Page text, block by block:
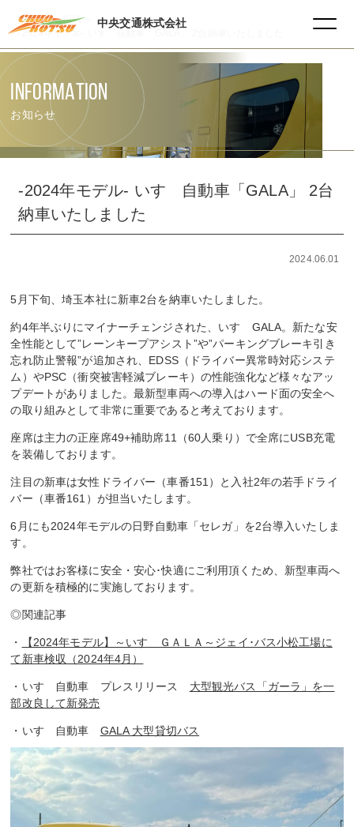
中央交通株式会社
HOME
投稿
-2024年モデル- いすゞ自動車「GALA」 2台納車いたしました
お知らせ
INFORMATION
-2024年モデル- いすゞ自動車「GALA」 2台
納車いたしました
2024.06.01
5月下旬、埼玉本社に新車2台を納車いたしました。
約4年半ぶりにマイナーチェンジされた、いすゞGALA。新たな安
全性能として”レーンキープアシスト”や”パーキングブレーキ引き
忘れ防止警報”が追加され、EDSS（ドライバー異常時対応システ
ム）やPSC（衝突被害軽減ブレーキ）の性能強化など様々なアッ
プデートがありました。最新型車両への導入はハード面の安全へ
の取り組みとして非常に重要であると考えております。
座席は主力の正座席49+補助席11（60人乗り）で全席にUSB充電
を装備しております。
注目の新車は女性ドライバー（車番151）と入社2年の若手ドライ
バー（車番161）が担当いたします。
6月にも2024年モデルの日野自動車「セレガ」を2台導入いたしま
す。
弊社ではお客様に安全・安心･快適にご利用頂くため、新型車両へ
の更新を積極的に実施しております。
◎関連記事
・
【2024年モデル】～いすゞＧＡＬＡ～ジェイ･バス小松工場に
て新車検収（2024年4月）
・いすゞ自動車 プレスリリース 大型観光バス「ガーラ」を一
部改良して新発売
・いすゞ自動車 GALA 大型貸切バス